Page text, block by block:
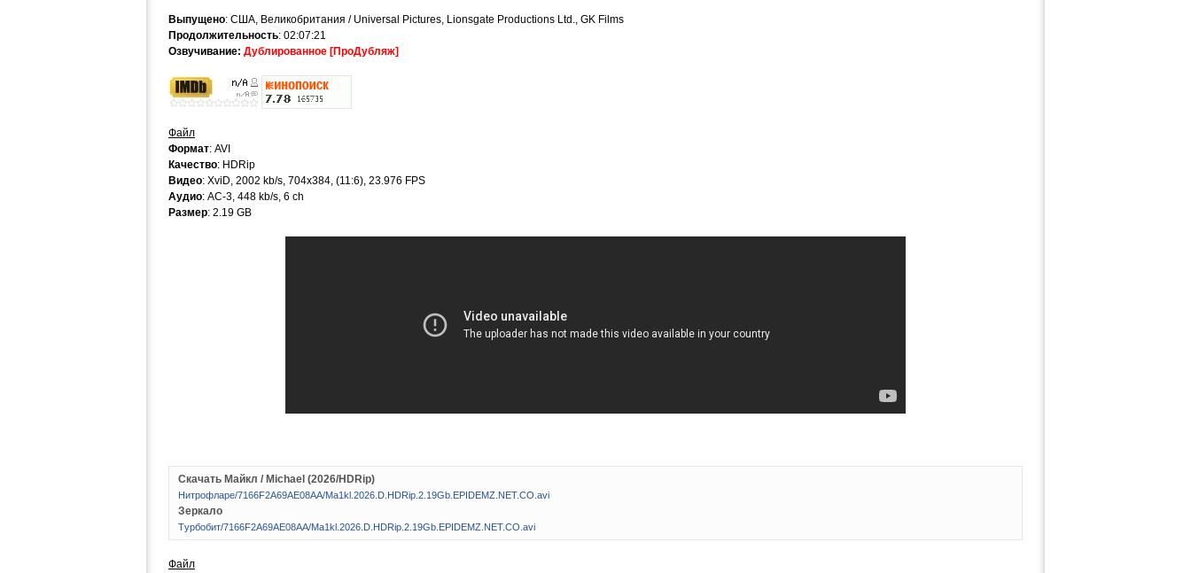
Выпущено: США, Великобритания / Universal Pictures, Lionsgate Productions Ltd., GK Films
Продолжительность: 02:07:21
Озвучивание: Дублированное [ПроДубляж]
Файл
Формат: AVI
Качество: HDRip
Видео: XviD, 2002 kb/s, 704x384, (11:6), 23.976 FPS
Аудио: AC-3, 448 kb/s, 6 ch
Размер: 2.19 GB
Скачать Майкл / Michael (2026/HDRip)
Hитpoфлape/7166F2A69AE08AA/Ma1kl.2026.D.HDRip.2.19Gb.EPIDEMZ.NET.CO.avi
Зеркало
Tуpбoбит/7166F2A69AE08AA/Ma1kl.2026.D.HDRip.2.19Gb.EPIDEMZ.NET.CO.avi
Файл